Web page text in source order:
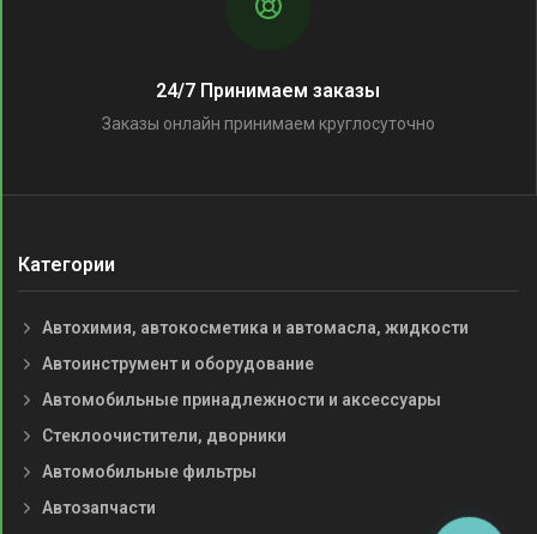
24/7 Принимаем заказы
Заказы онлайн принимаем круглосуточно
Категории
Автохимия, автокосметика и автомасла, жидкости
Автоинструмент и оборудование
Автомобильные принадлежности и аксессуары
Стеклоочистители, дворники
Автомобильные фильтры
Автозапчасти